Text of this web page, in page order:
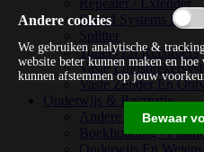
Repeater / Extender
Sound Systems Hi-fi
Splitter
Tuners En Recorders
Vaste
Vaste Zender En
Onderwijs & Recreatie
Andere
Boekhouding /
Andere cookies
We gebruiken analytische &
website beter kunnen maken en
kunnen afstemmen op jouw
Bewaar